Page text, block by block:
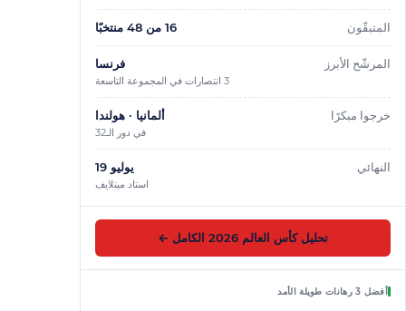
المتبقّون 16 من 48 منتخبًا
المرشّح الأبرز فرنسا
3 انتصارات في المجموعة التاسعة
خرجوا مبكرًا ألمانيا · هولندا
في دور الـ32
النهائي 19 يوليو
استاد ميتلايف
تحليل كأس العالم 2026 الكامل ←
أفضل 3 رهانات طويلة الأمد